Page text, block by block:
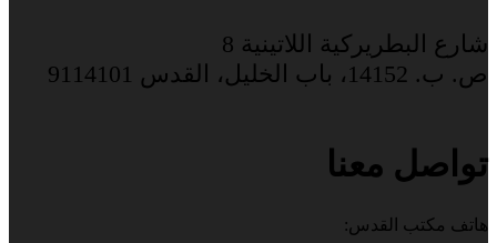
شارع البطريركية اللاتينية 8
ص. ب. 14152، باب الخليل، القدس 9114101
تواصل معنا
هاتف مكتب القدس: